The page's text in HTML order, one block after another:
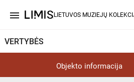
menu LIETUVOS MUZIEJŲ
VERTYBĖS
Objekto informacija